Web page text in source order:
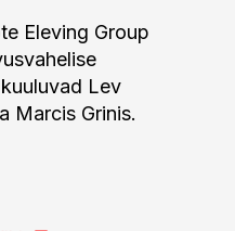
Eleving Group
Lev
Marcis Grinis.